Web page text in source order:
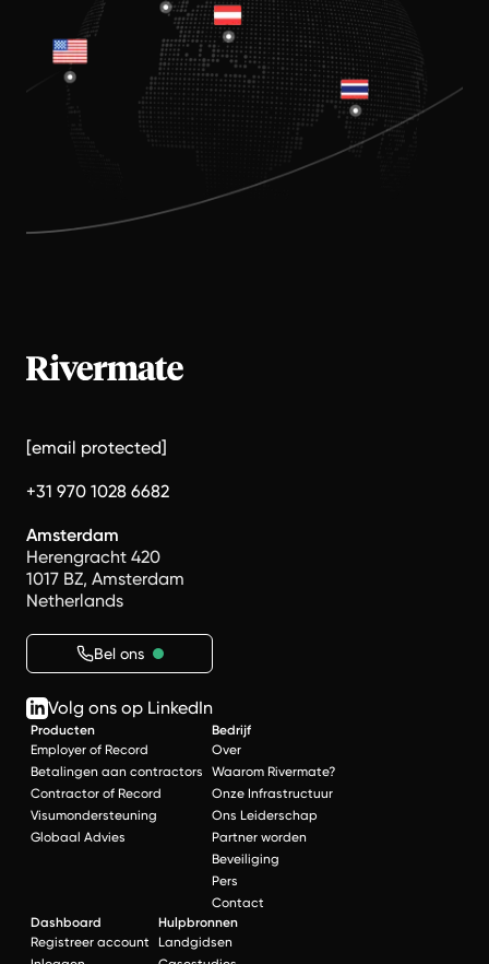
[email protected]
+31 970 1028 6682
Amsterdam
Herengracht 420
1017 BZ, Amsterdam
Netherlands
Bel ons
Volg ons op LinkedIn
Producten
Employer of Record
Betalingen aan contractors
Contractor of Record
Visumondersteuning
Globaal Advies
Bedrijf
Over
Waarom Rivermate?
Onze Infrastructuur
Ons Leiderschap
Partner worden
Beveiliging
Pers
Contact
Dashboard
Registreer account
Hulpbronnen
Landgidsen